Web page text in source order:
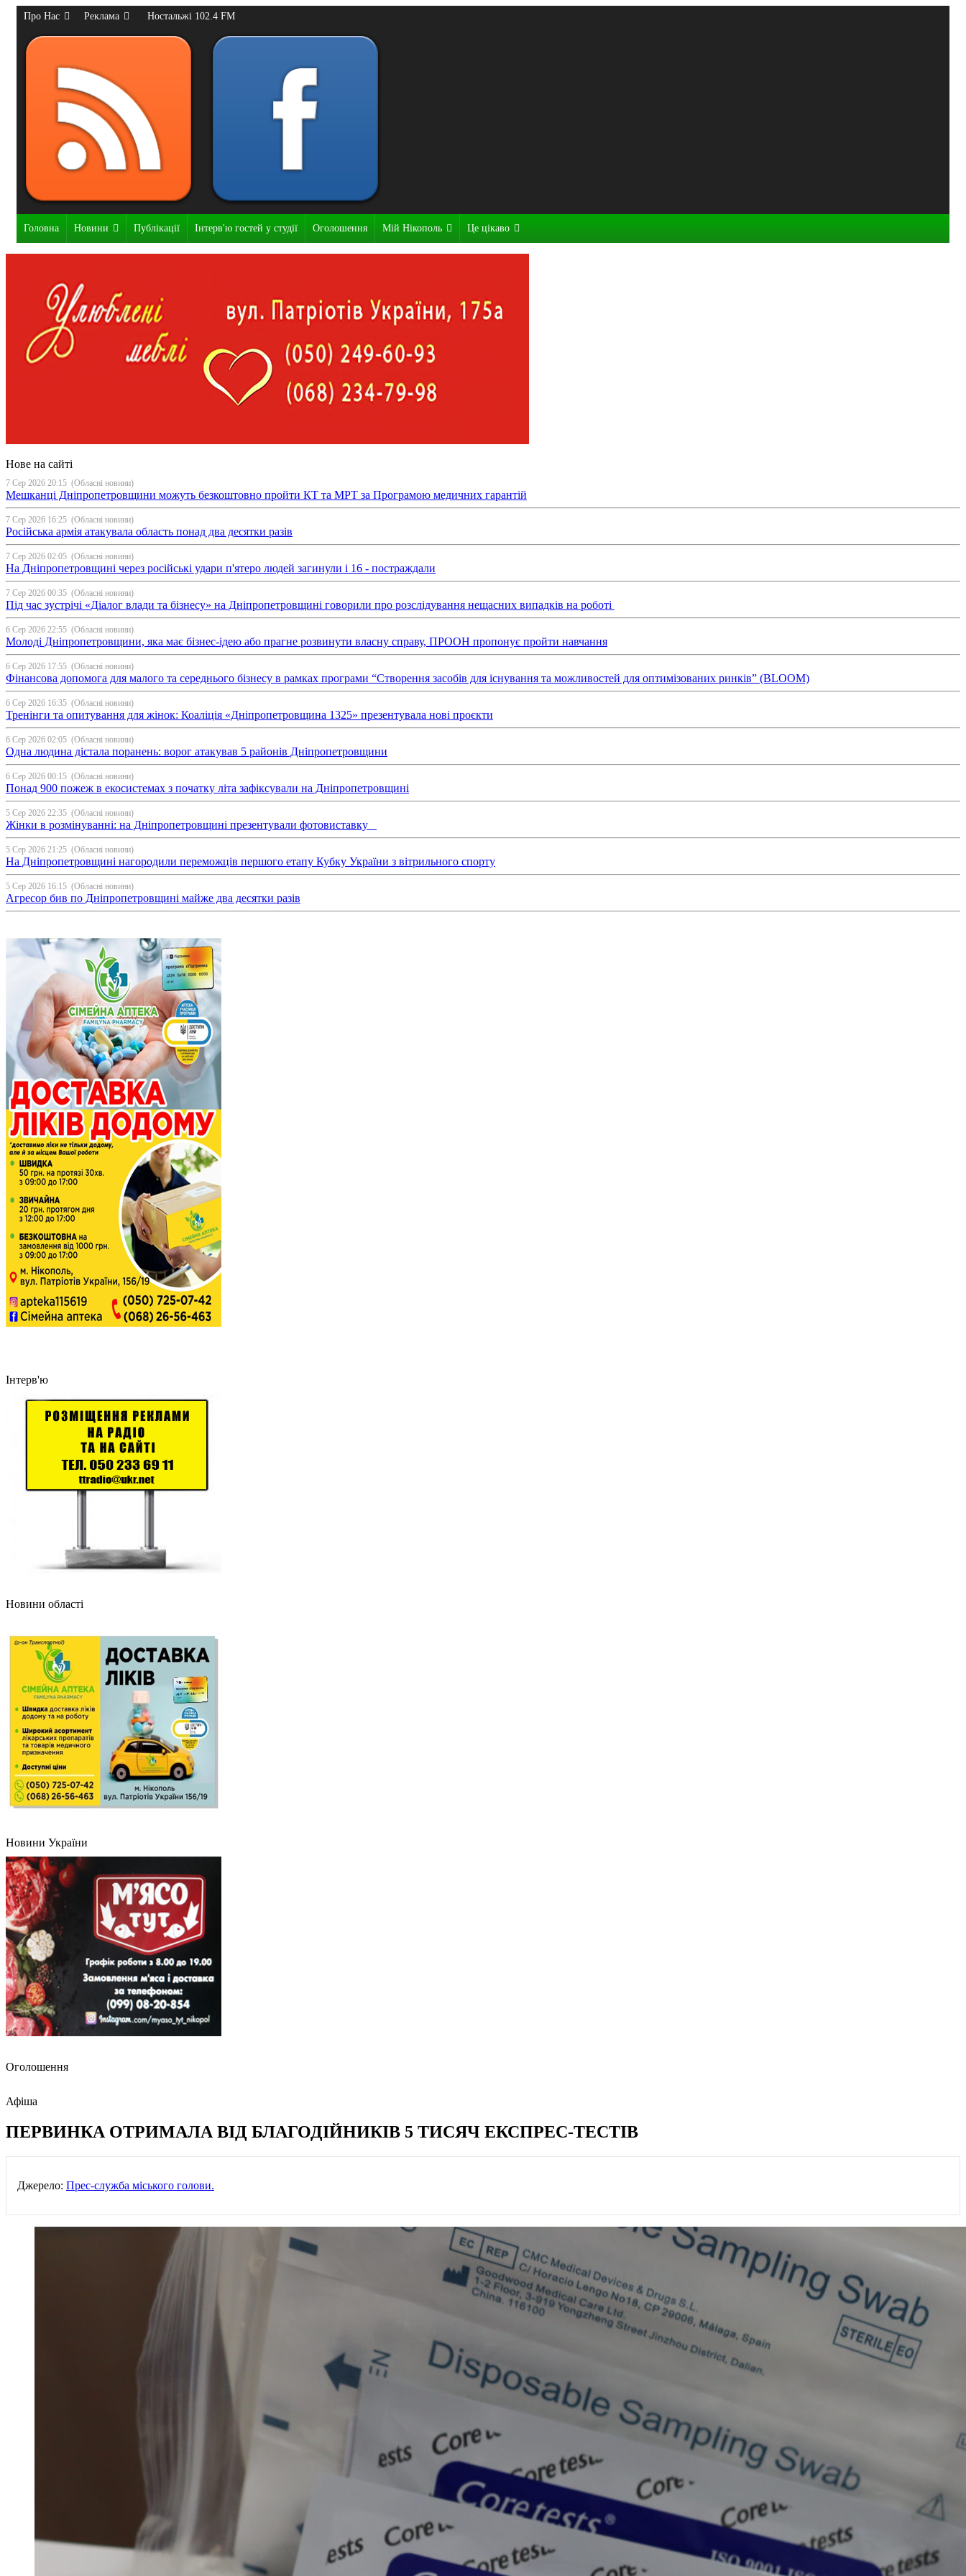
Про Нас Реклама Ностальжі 102.4 FM
Головна Новини Публікації Інтерв'ю гостей у студії Оголошення Мій Нікополь Це цікаво
Нове на сайті
7 Сер 2026 20:15 (Обласні новини)
Мешканці Дніпропетровщини можуть безкоштовно пройти КТ та МРТ за Програмою медичних гарантій
7 Сер 2026 16:25 (Обласні новини)
Російська армія атакувала область понад два десятки разів
7 Сер 2026 02:05 (Обласні новини)
На Дніпропетровщині через російські удари п'ятеро людей загинули і 16 - постраждали
7 Сер 2026 00:35 (Обласні новини)
Під час зустрічі «Діалог влади та бізнесу» на Дніпропетровщині говорили про розслідування нещасних випадків на роботі
6 Сер 2026 22:55 (Обласні новини)
Молоді Дніпропетровщини, яка має бізнес-ідею або прагне розвинути власну справу, ПРООН пропонує пройти навчання
6 Сер 2026 17:55 (Обласні новини)
Фінансова допомога для малого та середнього бізнесу в рамках програми “Створення засобів для існування та можливостей для оптимізованих ринків” (BLOOM)
6 Сер 2026 16:35 (Обласні новини)
Тренінги та опитування для жінок: Коаліція «Дніпропетровщина 1325» презентувала нові проєкти
6 Сер 2026 02:05 (Обласні новини)
Одна людина дістала поранень: ворог атакував 5 районів Дніпропетровщини
6 Сер 2026 00:15 (Обласні новини)
Понад 900 пожеж в екосистемах з початку літа зафіксували на Дніпропетровщині
5 Сер 2026 22:35 (Обласні новини)
Жінки в розмінуванні: на Дніпропетровщині презентували фотовиставку
5 Сер 2026 21:25 (Обласні новини)
На Дніпропетровщині нагородили переможців першого етапу Кубку України з вітрильного спорту
5 Сер 2026 16:15 (Обласні новини)
Агресор бив по Дніпропетровщині майже два десятки разів
Інтерв'ю
Новини області
Новини України
Оголошення
Афіша
ПЕРВИНКА ОТРИМАЛА ВІД БЛАГОДІЙНИКІВ 5 ТИСЯЧ ЕКСПРЕС-ТЕСТІВ
Джерело: Прес-служба міського голови.